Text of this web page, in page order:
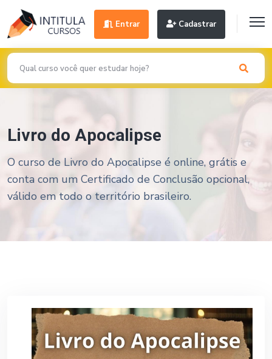
Entrar Cadastrar
Livro do Apocalipse
O curso de Livro do Apocalipse é online, grátis e
conta com um Certificado de Conclusão opcional,
válido em todo o território brasileiro.